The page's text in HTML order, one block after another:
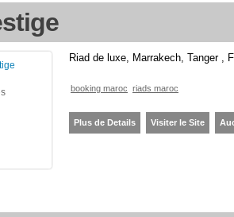
Riad de luxe, Marrakech, Tanger ,
booking maroc riads maroc
Plus de Details Visiter le Site